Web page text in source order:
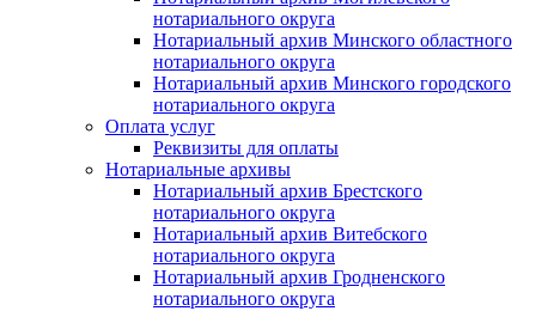
нотариального округа
Нотариальный архив Минского областного
нотариального округа
Нотариальный архив Минского городского
нотариального округа
Оплата услуг
Реквизиты для оплаты
Нотариальные архивы
Нотариальный архив Брестского
нотариального округа
Нотариальный архив Витебского
нотариального округа
Нотариальный архив Гродненского
нотариального округа